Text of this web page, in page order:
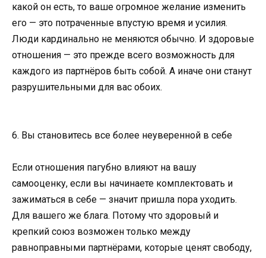
какой он есть, то ваше огромное желание изменить
его — это потраченные впустую время и усилия.
Люди кардинально не меняются обычно. И здоровые
отношения — это прежде всего возможность для
каждого из партнёров быть собой. А иначе они станут
разрушительными для вас обоих.
6. Вы становитесь все более неуверенной в себе
Если отношения пагубно влияют на вашу
самооценку, если вы начинаете комплектовать и
зажиматься в себе — значит пришла пора уходить.
Для вашего же блага. Потому что здоровый и
крепкий союз возможен только между
равноправными партнёрами, которые ценят свободу,